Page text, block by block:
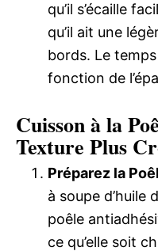
qu’il s’écaille
qu’il ait une
bords. Le
fonction de
Cuisson à la
Texture Plus
Préparez la
à soupe d’huile
poêle
ce qu’elle soit